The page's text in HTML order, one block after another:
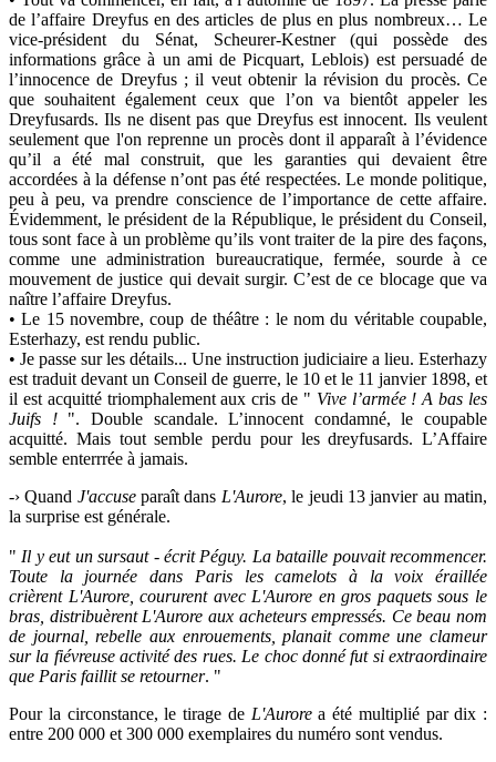
de l’affaire Dreyfus en des articles de plus en plus nombreux… Le
vice-président du Sénat, Scheurer-Kestner (qui possède des
informations grâce à un ami de Picquart, Leblois) est persuadé de
l’innocence de Dreyfus ; il veut obtenir la révision du procès. Ce
que souhaitent également ceux que l’on va bientôt appeler les
Dreyfusards. Ils ne disent pas que Dreyfus est innocent. Ils veulent
seulement que l'on reprenne un procès dont il apparaît à l’évidence
qu’il a été mal construit, que les garanties qui devaient être
accordées à la défense n’ont pas été respectées. Le monde politique,
peu à peu, va prendre conscience de l’importance de cette affaire.
Évidemment, le président de la République, le président du Conseil,
tous sont face à un problème qu’ils vont traiter de la pire des façons,
comme une administration bureaucratique, fermée, sourde à ce
mouvement de justice qui devait surgir. C’est de ce blocage que va
naître l’affaire Dreyfus.
• Le 15 novembre, coup de théâtre : le nom du véritable coupable,
Esterhazy, est rendu public.
• Je passe sur les détails... Une instruction judiciaire a lieu. Esterhazy
est traduit devant un Conseil de guerre, le 10 et le 11 janvier 1898, et
il est acquitté triomphalement aux cris de " Vive l’armée ! A bas les
Juifs !
". Double scandale. L’innocent condamné, le coupable
acquitté. Mais tout semble perdu pour les dreyfusards. L’Affaire
semble enterrrée à jamais.
-› Quand J'accuseparaît dans L'Aurore, le jeudi 13 janvier au matin,
la surprise est générale.
" Il y eut un sursaut - écrit Péguy. La bataille pouvait recommencer.
Toute la journée dans Paris les camelots à la voix éraillée
crièrent L'Aurore, coururent avec L'Aurore en gros paquets sous le
bras, distribuèrent L'Aurore aux acheteurs empressés. Ce beau nom
de journal, rebelle aux enrouements, planait comme une clameur
sur la fiévreuse activité des rues. Le choc donné fut si extraordinaire
que Paris faillit se retourner. "
Pour la circonstance, le tirage de L'Aurorea été multiplié par dix :
entre 200 000 et 300 000 exemplaires du numéro sont vendus.